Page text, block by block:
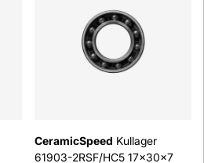
CeramicSpeed Kullager
61903-2RSF/HC5 17x30x7